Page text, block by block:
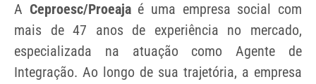
A Ceproesc/Proeajaé uma empresa social com
mais de 47 anos de experiência no mercado,
especializada na atuação como Agente de
Integração. Ao longo de sua trajetória, a empresa